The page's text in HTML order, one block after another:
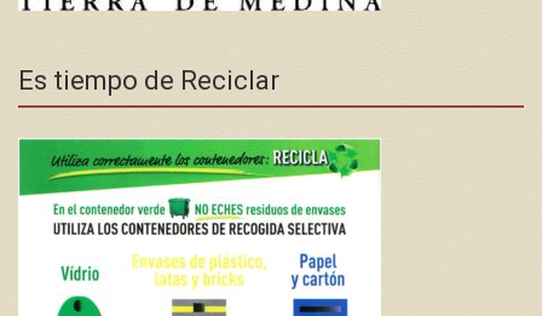
Es tiempo de Reciclar